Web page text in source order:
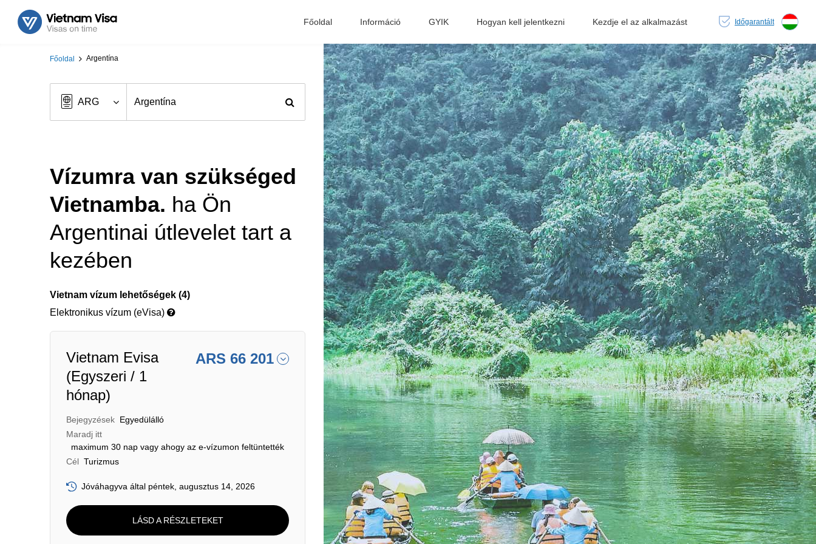
Főoldal Információ GYIK Hogyan kell jelentkezni Kezdje el az alkalmazást Időgarantált
Főoldal Argentína
Vízumra van szükséged
Vietnamba. ha Ön
Argentinai útlevelet tart a
kezében
Vietnam vízum lehetőségek (4)
Elektronikus vízum (eVisa)
Vietnam Evisa
(Egyszeri / 1
hónap)
ARS 66 201
Bejegyzések Egyedülálló
Maradj itt
maximum 30 nap vagy ahogy az e-vízumon feltüntették
Cél Turizmus
Jóváhagyva által péntek, augusztus 14, 2026
LÁSD A RÉSZLETEKET